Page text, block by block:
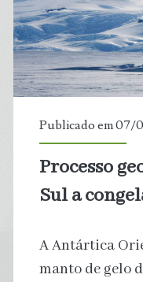
de
julho
de
2026</
Publicado em 07/
Processo
Sul a
A Antártica
manto de gelo